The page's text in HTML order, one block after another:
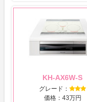
KH-AX6W-S
グレード：
価格：43万円